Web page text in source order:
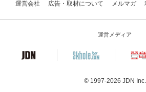
運営会社 広告・取材について メルマガ
運営メディア
© 1997-2026 JDN Inc.